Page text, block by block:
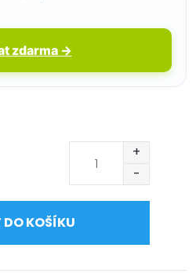
zdarma →
KOŠÍKU